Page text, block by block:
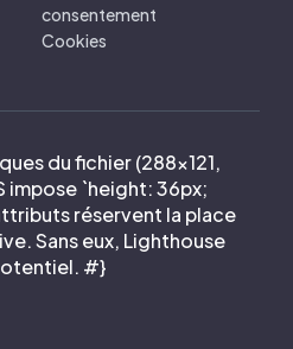
consentement
Cookies
du fichier (288×121,
impose `height: 36px;
réservent la place
Sans eux, Lighthouse
#}